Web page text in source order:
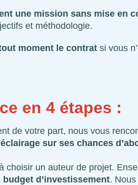
une mission sans mise en
et méthodologie.
moment le contrat si vous
en 4 étapes :
de votre part, nous vous
sur ses chances
choisir un auteur de projet.
budget d’investissement.